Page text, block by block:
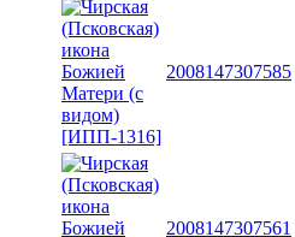
2008147307585
2008147307561